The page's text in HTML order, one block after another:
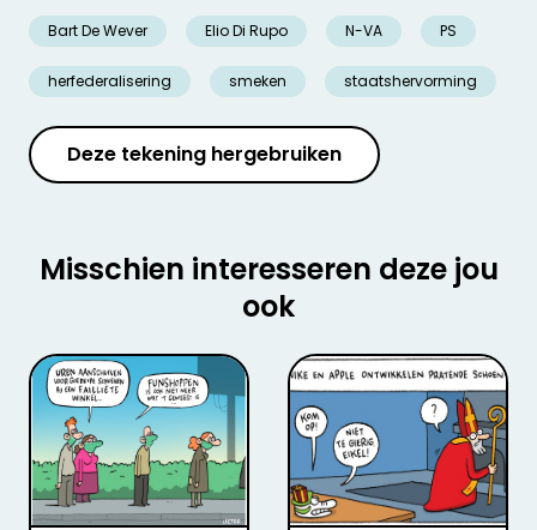
Bart De Wever Elio Di Rupo N-VA PS
herfederalisering smeken staatshervorming
Deze tekening hergebruiken
Misschien interesseren deze jou
ook